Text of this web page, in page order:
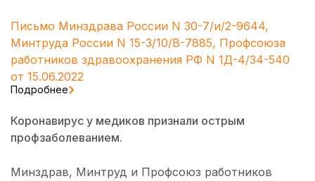
Письмо Минздрава России N 30-7/и/2-9644,
Минтруда России N 15-3/10/В-7885, Профсоюза
работников здравоохранения РФ N 1Д-4/34-540
от 15.06.2022
Подробнее
Коронавирус у медиков признали острым
профзаболеванием.
Минздрав, Минтруд и Профсоюз работников